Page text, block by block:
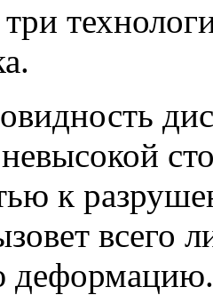
к
всего
деформацию.